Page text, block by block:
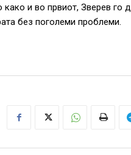
како и во првиот, Зверев
без поголеми проблеми.